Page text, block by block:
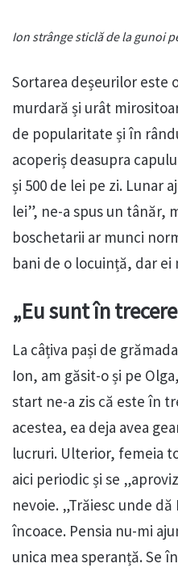
Ion strânge sticlă de la gunoi
Sortarea deșeurilor este
murdară și urât
de popularitate și în
acoperiș deasupra
și 500 de lei pe zi. Lunar
lei”, ne-a spus un tânăr,
boschetarii ar munci
bani de o locuință, dar ei
„Eu sunt în
La câțiva pași de
Ion, am găsit-o și pe
start ne-a zis că este în
acestea, ea deja avea
lucruri. Ulterior, femeia
aici periodic și se
nevoie. „Trăiesc unde
încoace. Pensia nu-mi
unica mea speranță. Se